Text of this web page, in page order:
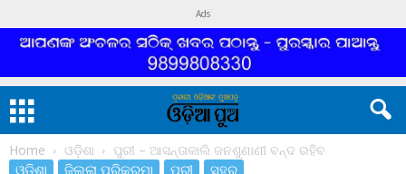
Ads
Home ଓଡ଼ିଶା ପୁରୀ – ଆସନ୍ତାକାଲି ଜନଶୁଣାଣୀ ବନ୍ଦ ରହିବ
ଓଡ଼ିଶା ଜିଲ୍ଲା ପରିକ୍ରମା ପୁରୀ ସହର